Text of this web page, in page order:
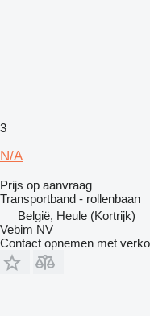
3
N/A
Prijs op aanvraag
Transportband - rollenbaan
België, Heule (Kortrijk)
Vebim NV
Contact opnemen met